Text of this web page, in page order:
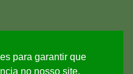
a bolsa e
para garantir que
no nosso site.